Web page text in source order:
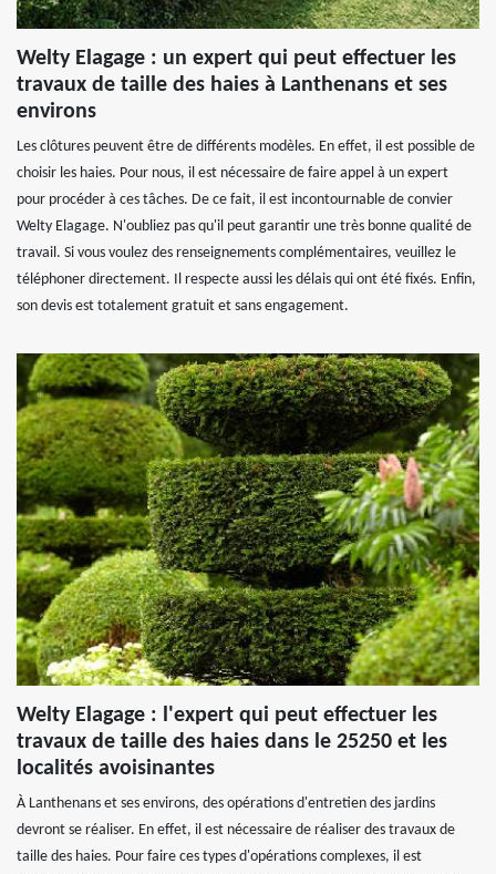
Welty Elagage : un expert qui peut effectuer les
travaux de taille des haies à Lanthenans et ses
environs
Les clôtures peuvent être de différents modèles. En effet, il est possible de
choisir les haies. Pour nous, il est nécessaire de faire appel à un expert
pour procéder à ces tâches. De ce fait, il est incontournable de convier
Welty Elagage. N'oubliez pas qu'il peut garantir une très bonne qualité de
travail. Si vous voulez des renseignements complémentaires, veuillez le
téléphoner directement. Il respecte aussi les délais qui ont été fixés. Enfin,
son devis est totalement gratuit et sans engagement.
Welty Elagage : l'expert qui peut effectuer les
travaux de taille des haies dans le 25250 et les
localités avoisinantes
À Lanthenans et ses environs, des opérations d'entretien des jardins
devront se réaliser. En effet, il est nécessaire de réaliser des travaux de
taille des haies. Pour faire ces types d'opérations complexes, il est